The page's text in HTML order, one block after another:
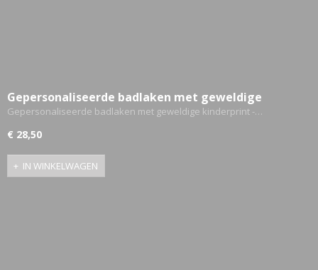
Gepersonaliseerde badlaken met geweldige
kinderprint - Zeemeermin
Gepersonaliseerde badlaken met geweldige kinderprint -…
€ 28,50
IN WINKELWAGEN